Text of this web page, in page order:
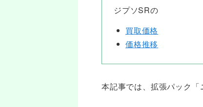
ジプソSRの
買取価格
価格推移
本記事では、拡張パック